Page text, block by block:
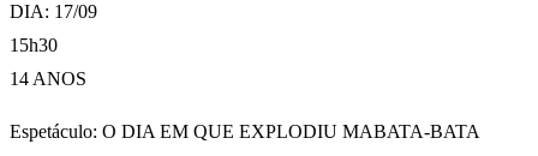
DIA: 17/09
15h30
14 ANOS
Espetáculo: O DIA EM QUE EXPLODIU MABATA-BATA